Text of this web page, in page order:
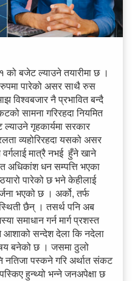
बजेट ल्याउने तयारीमा छ ।
रुपमा पारेको असर साथै रुस
विश्वबजार नै प्रभावित बन्दै
सामना गरिरहदा नियमित
गृहकार्यमा सरकार
व्यहोरिरहदा यसको असर
मात्रै नभई हुँने खाने
अधिकांश धन सम्पत्ति भएका
पारेको छ भने केहीलाई
भएको छ । अर्को, तर्फ
छैन् । तसर्थ पनि अब
समाधान गर्न मार्ग प्रशस्त
आशाको सन्देश देला कि नदेला
बनेको छ । जसमा ठुलो
पस्कने गरि अर्थात संकट
हुन्थ्यो भन्ने जनअपेक्षा छ